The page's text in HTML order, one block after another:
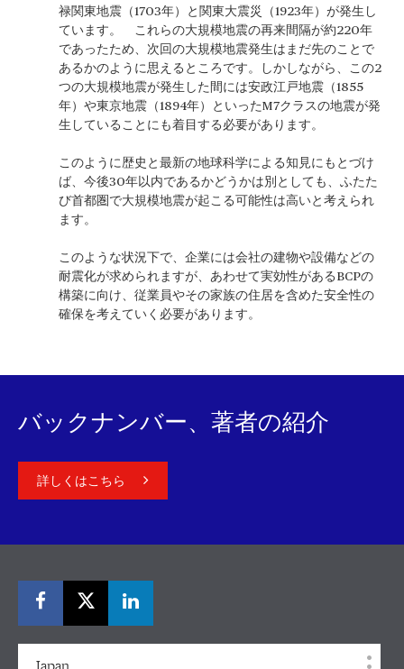
禄関東地震（1703年）と関東大震災（1923年）が発生し
ています。 これらの大規模地震の再来間隔が約220年
であったため、次回の大規模地震発生はまだ先のことで
あるかのように思えるところです。しかしながら、この2
つの大規模地震が発生した間には安政江戸地震（1855
年）や東京地震（1894年）といったM7クラスの地震が発
生していることにも着目する必要があります。
このように歴史と最新の地球科学による知見にもとづけ
ば、今後30年以内であるかどうかは別としても、ふたた
び首都圏で大規模地震が起こる可能性は高いと考えられ
ます。
このような状況下で、企業には会社の建物や設備などの
耐震化が求められますが、あわせて実効性があるBCPの
構築に向け、従業員やその家族の住居を含めた安全性の
確保を考えていく必要があります。
バックナンバー、著者の紹介
詳しくはこちら